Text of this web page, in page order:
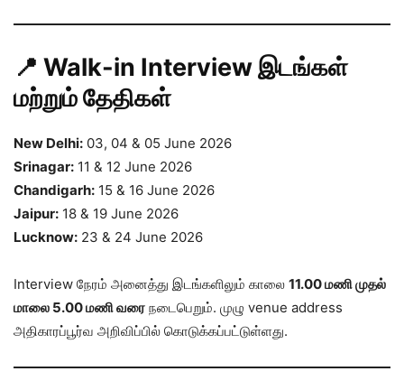
📍 Walk-in Interview இடங்கள்
மற்றும் தேதிகள்
New Delhi: 03, 04 & 05 June 2026
Srinagar: 11 & 12 June 2026
Chandigarh: 15 & 16 June 2026
Jaipur: 18 & 19 June 2026
Lucknow: 23 & 24 June 2026
Interview நேரம் அனைத்து இடங்களிலும் காலை 11.00 மணி முதல்
மாலை 5.00 மணி வரை நடைபெறும். முழு venue address
அதிகாரப்பூர்வ அறிவிப்பில் கொடுக்கப்பட்டுள்ளது.